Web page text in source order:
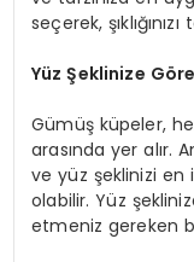
seçerek,
Yüz Şeklinize
Gümüş küpeler,
arasında yer alır.
ve yüz şeklinizi en
olabilir. Yüz
etmeniz gereken